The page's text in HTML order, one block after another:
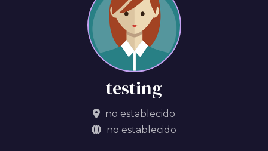
testing
no establecido
no establecido